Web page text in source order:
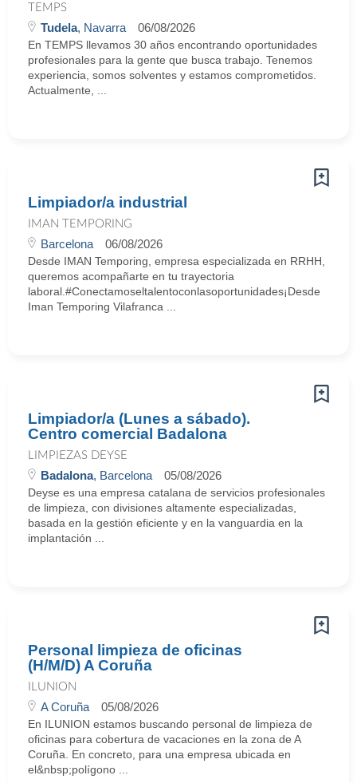
TEMPS
Tudela, Navarra 06/08/2026
En TEMPS llevamos 30 años encontrando oportunidades
profesionales para la gente que busca trabajo. Tenemos
experiencia, somos solventes y estamos comprometidos.
Actualmente, ...
Limpiador/a industrial
IMAN TEMPORING
Barcelona 06/08/2026
Desde IMAN Temporing, empresa especializada en RRHH,
queremos acompañarte en tu trayectoria
laboral.#Conectamoseltalentoconlasoportunidades¡Desde
Iman Temporing Vilafranca ...
Limpiador/a (Lunes a sábado).
Centro comercial Badalona
LIMPIEZAS DEYSE
Badalona, Barcelona 05/08/2026
Deyse es una empresa catalana de servicios profesionales
de limpieza, con divisiones altamente especializadas,
basada en la gestión eficiente y en la vanguardia en la
implantación ...
Personal limpieza de oficinas
(H/M/D) A Coruña
ILUNION
A Coruña 05/08/2026
En ILUNION estamos buscando personal de limpieza de
oficinas para cobertura de vacaciones en la zona de A
Coruña. En concreto, para una empresa ubicada en
el&nbsp;polígono ...